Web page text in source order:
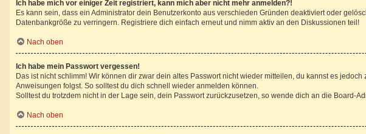
Ich habe mich vor einiger Zeit registriert, kann mich aber nicht mehr anmelden?!
Es kann sein, dass ein Administrator dein Benutzerkonto aus verschieden Gründen deaktiviert oder
Datenbankgröße zu verringern. Registriere dich einfach erneut und nimm aktiv an den Diskussionen teil!
Nach oben
Ich habe mein Passwort vergessen!
Das ist nicht schlimm! Wir können dir zwar dein altes Passwort nicht wieder mitteilen, du kannst es
Anweisungen folgst. So solltest du dich schnell wieder anmelden können.
Solltest du trotzdem nicht in der Lage sein, dein Passwort zurückzusetzen, so wende dich an die Board-
Nach oben